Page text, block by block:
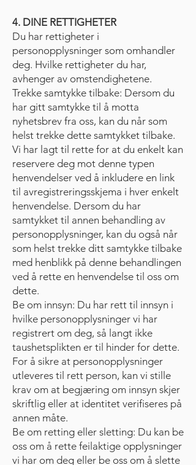
4. DINE RETTIGHETER
Du har rettigheter i
personopplysninger som omhandler
deg. Hvilke rettigheter du har,
avhenger av omstendighetene.
Trekke samtykke tilbake: Dersom du
har gitt samtykke til å motta
nyhetsbrev fra oss, kan du når som
helst trekke dette samtykket tilbake.
Vi har lagt til rette for at du enkelt kan
reservere deg mot denne typen
henvendelser ved å inkludere en link
til avregistreringsskjema i hver enkelt
henvendelse. Dersom du har
samtykket til annen behandling av
personopplysninger, kan du også når
som helst trekke ditt samtykke tilbake
med henblikk på denne behandlingen
ved å rette en henvendelse til oss om
dette.
Be om innsyn: Du har rett til innsyn i
hvilke personopplysninger vi har
registrert om deg, så langt ikke
taushetsplikten er til hinder for dette.
For å sikre at personopplysninger
utleveres til rett person, kan vi stille
krav om at begjæring om innsyn skjer
skriftlig eller at identitet verifiseres på
annen måte.
Be om retting eller sletting: Du kan be
oss om å rette feilaktige opplysninger
vi har om deg eller be oss om å slette